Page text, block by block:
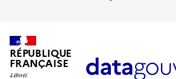
RÉPUBLIQUE
FRANÇAISE